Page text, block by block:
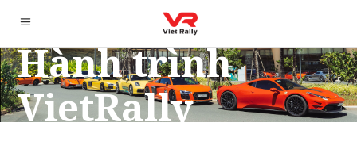
Hành trình
VietRally